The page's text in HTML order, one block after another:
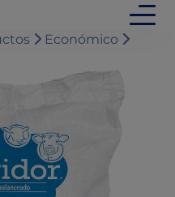
Económico